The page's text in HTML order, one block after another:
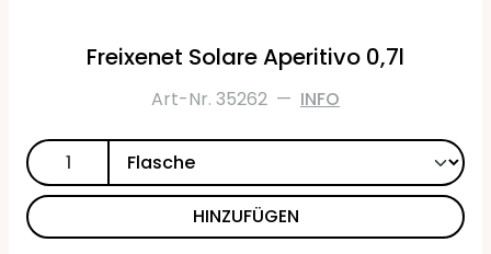
Freixenet Solare Aperitivo 0,7l
Art-Nr. 35262 — INFO
HINZUFÜGEN